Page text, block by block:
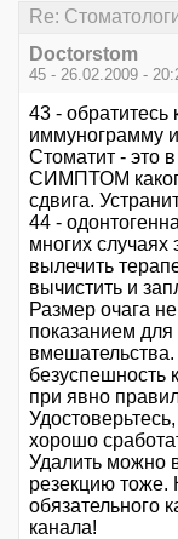
Re:
Doctorstom
45 - 26.02.2009 -
43 - обратитесь
иммунограмму и
Стоматит - это
СИМПТОМ
сдвига.
44 -
многих
вылечить
вычистить и
Размер очага
показанием для
безуспешность
при явно
хорошо
Удалить можно
резекцию тоже.
обязательного
канала!